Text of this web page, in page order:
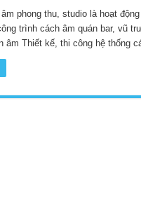
công
tiêu
âm
thu
phong thu, studio là hoạt
trình cách âm quán bar, vũ
âm Thiết kế, thi công hệ thống